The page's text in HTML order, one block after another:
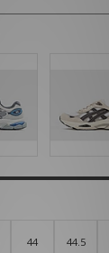
44 44.5